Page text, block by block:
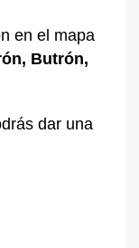
en el mapa
Butrón,
dar una